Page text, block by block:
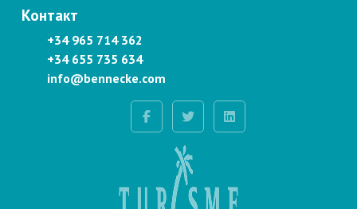
Контакт
+34 965 714 362
+34 655 735 634
info@bennecke.com